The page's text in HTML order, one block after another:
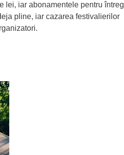
lei, iar abonamentele pentru întreg
pline, iar cazarea festivalierilor